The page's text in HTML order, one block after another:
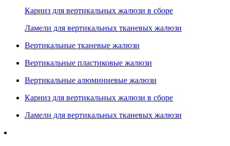
Карниз для вертикальных жалюзи в сборе
Ламели для вертикальных тканевых жалюзи
Вертикальные тканевые жалюзи
Вертикальные пластиковые жалюзи
Вертикальные алюминиевые жалюзи
Карниз для вертикальных жалюзи в сборе
Ламели для вертикальных тканевых жалюзи